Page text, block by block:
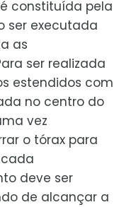
constituída pela
ser executada
as
ser realizada
estendidos com
no centro do
vez
o tórax para
deve ser
de alcançar a